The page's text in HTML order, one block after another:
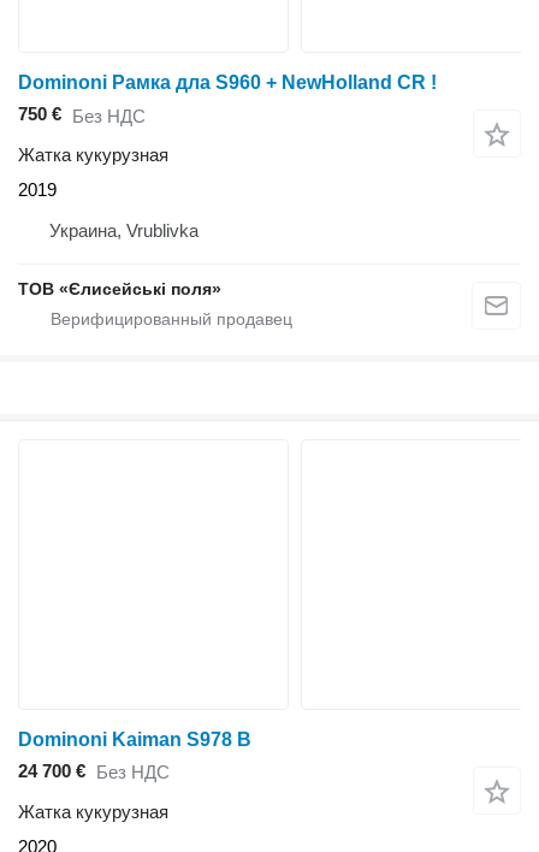
Dominoni Рамка дла S960 + NewHolland CR !
750 € Без НДС
Жатка кукурузная
2019
Украина, Vrublivka
ТОВ «Єлисейські поля»
Dominoni Kaiman S978 B
24 700 € Без НДС
Жатка кукурузная
2020